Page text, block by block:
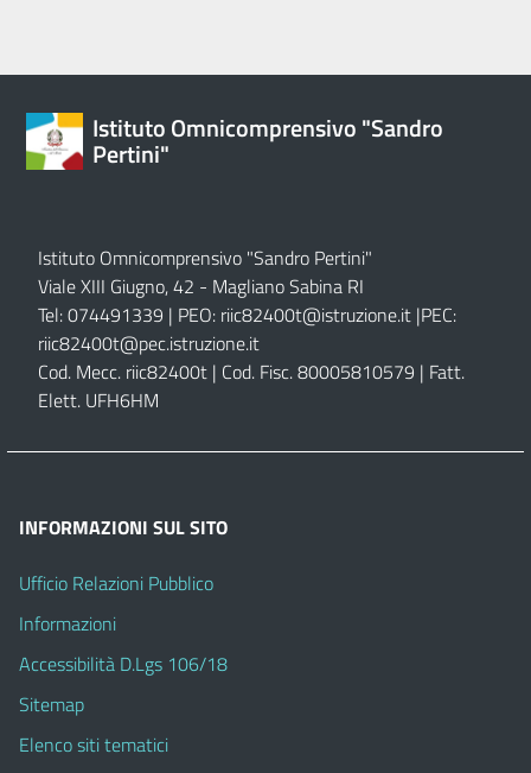
Istituto Omnicomprensivo "Sandro
Pertini"
Istituto Omnicomprensivo "Sandro Pertini"
Viale XIII Giugno, 42 - Magliano Sabina RI
Tel: 074491339 | PEO: riic82400t@istruzione.it |PEC:
riic82400t@pec.istruzione.it
Cod. Mecc. riic82400t | Cod. Fisc. 80005810579 | Fatt.
Elett. UFH6HM
INFORMAZIONI SUL SITO
Ufficio Relazioni Pubblico
Informazioni
Accessibilità D.Lgs 106/18
Sitemap
Elenco siti tematici